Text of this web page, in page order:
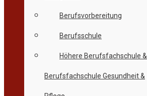
Berufsvorbereitung
Berufsschule
Höhere Berufsfachschule &
Berufsfachschule Gesundheit &